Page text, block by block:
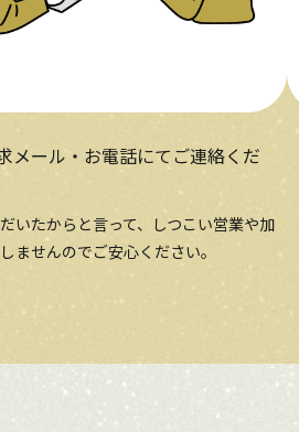
メール・お電話にてご連絡くだ
いたからと⾔って、しつこい営業や加
ませんのでご安心ください。